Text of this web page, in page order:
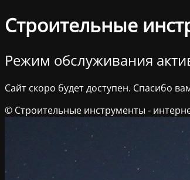
Строительные
Режим обслуживания
Сайт скоро будет доступен. Спасибо
© Строительные инструменты -